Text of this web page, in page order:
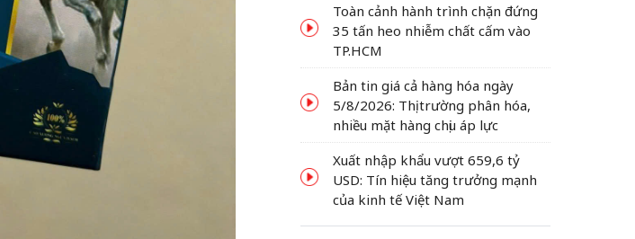
Toàn cảnh hành trình chặn đứng
35 tấn heo nhiễm chất cấm vào
TP.HCM
Bản tin giá cả hàng hóa ngày
5/8/2026: Thị trường phân hóa,
nhiều mặt hàng chịu áp lực
Xuất nhập khẩu vượt 659,6 tỷ
USD: Tín hiệu tăng trưởng mạnh
của kinh tế Việt Nam